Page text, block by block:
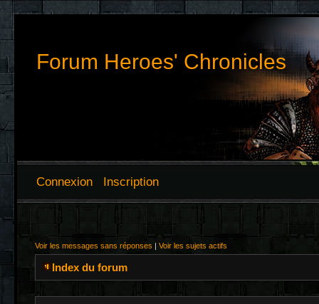
Forum Heroes' Chronicles
Connexion Inscription
Voir les messages sans réponses | Voir les sujets actifs
Index du forum